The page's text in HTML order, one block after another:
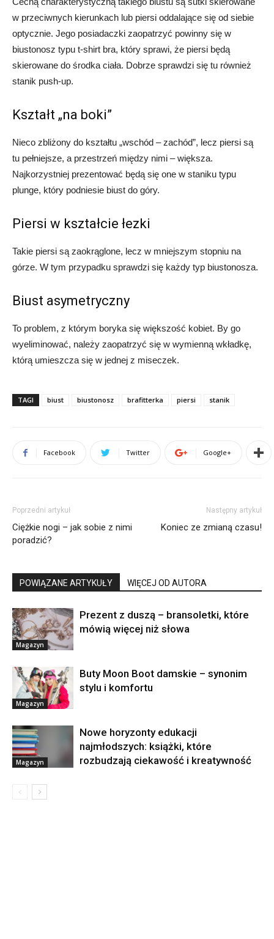
w przeciwnych kierunkach lub piersi oddalające się od siebie
optycznie. Jego posiadaczki zaopatrzyć powinny się w
biustonosz typu t-shirt bra, który sprawi, że piersi będą
skierowane do środka ciała. Dobrze sprawdzi się tu również
stanik push-up.
Kształt „na boki”
Nieco zbliżony do kształtu „wschód – zachód”, lecz piersi są
tu pełniejsze, a przestrzeń między nimi – większa.
Najkorzystniej prezentować będą się one w staniku typu
plunge, który podniesie biust do góry.
Piersi w kształcie łezki
Takie piersi są zaokrąglone, lecz w mniejszym stopniu na
górze. W tym przypadku sprawdzi się każdy typ biustonosza.
Biust asymetryczny
To problem, z którym boryka się większość kobiet. By go
wyeliminować, należy zaopatrzyć się w wymienną wkładkę,
którą umieszcza się w jednej z miseczek.
TAGI biust biustonosz brafitterka piersi stanik
Facebook Twitter Google+
Poprzedni artykuł
Ciężkie nogi – jak sobie z nimi
poradzić?
Następny artykuł
Koniec ze zmianą czasu!
POWIĄZANE ARTYKUŁY WIĘCEJ OD AUTORA
Magazyn
Prezent z duszą – bransoletki, które
mówią więcej niż słowa
Magazyn
Buty Moon Boot damskie – synonim
stylu i komfortu
Magazyn
Nowe horyzonty edukacji
najmłodszych: książki, które
rozbudzają ciekawość i kreatywność